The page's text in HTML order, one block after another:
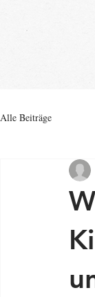
Alle Beiträge